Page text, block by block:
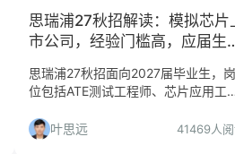
思瑞浦27秋招解读：模拟芯片
市公司，经验门槛高，应届生
思瑞浦27秋招面向2027届毕业生，岗
位包括ATE测试工程师、芯片应用工
届生需仔细核对任职要求。本文详细
析哪些岗位值得投、哪些人适合投。
叶思远 41469人